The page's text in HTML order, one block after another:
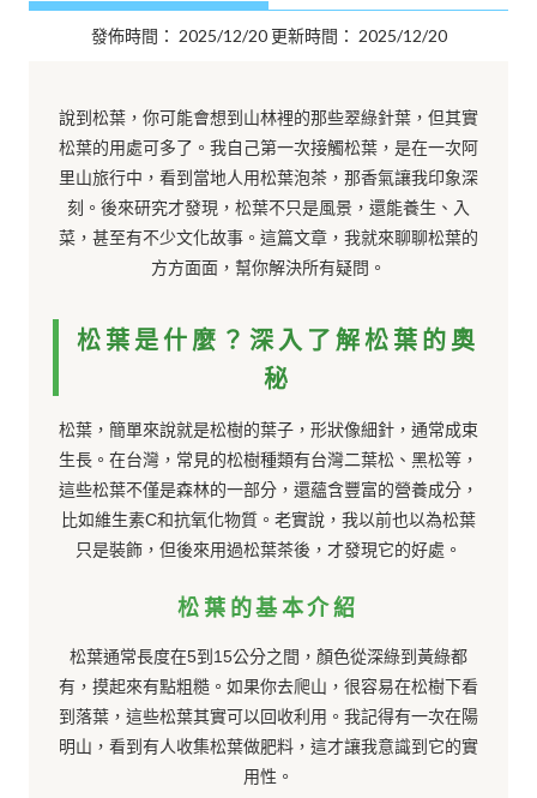
發佈時間： 2025/12/20更新時間： 2025/12/20
說到松葉，你可能會想到山林裡的那些翠綠針葉，但其實
松葉的用處可多了。我自己第一次接觸松葉，是在一次阿
里山旅行中，看到當地人用松葉泡茶，那香氣讓我印象深
刻。後來研究才發現，松葉不只是風景，還能養生、入
菜，甚至有不少文化故事。這篇文章，我就來聊聊松葉的
方方面面，幫你解決所有疑問。
松葉是什麼？深入了解松葉的奧
秘
松葉，簡單來說就是松樹的葉子，形狀像細針，通常成束
生長。在台灣，常見的松樹種類有台灣二葉松、黑松等，
這些松葉不僅是森林的一部分，還蘊含豐富的營養成分，
比如維生素C和抗氧化物質。老實說，我以前也以為松葉
只是裝飾，但後來用過松葉茶後，才發現它的好處。
松葉的基本介紹
松葉通常長度在5到15公分之間，顏色從深綠到黃綠都
有，摸起來有點粗糙。如果你去爬山，很容易在松樹下看
到落葉，這些松葉其實可以回收利用。我記得有一次在陽
明山，看到有人收集松葉做肥料，這才讓我意識到它的實
用性。